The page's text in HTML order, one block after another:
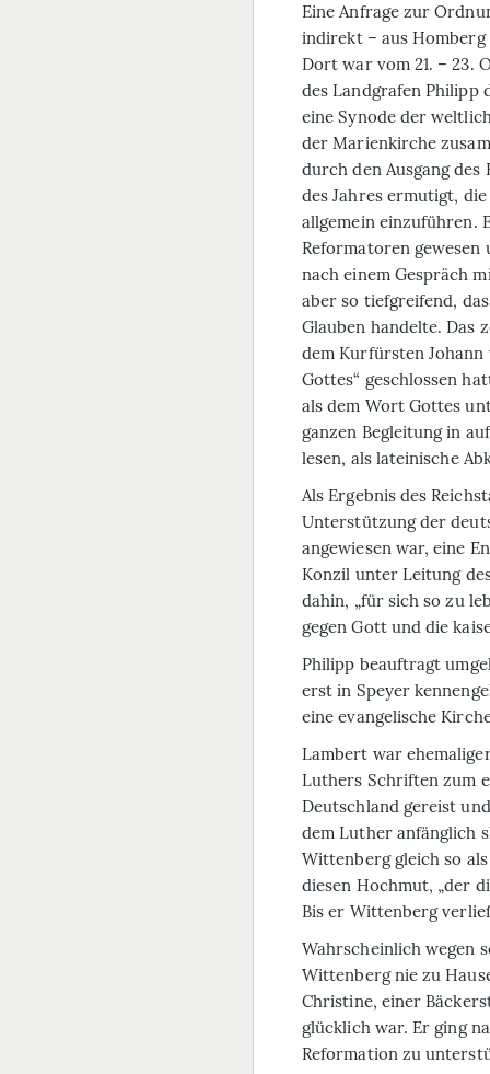
Eine Anfrage zur
indirekt – aus
Dort war vom 21. – 23.
des Land­grafen Philipp
eine Synode der
der Marienkirche
durch den Ausgang des
des Jahres ermutigt,
allgemein einzuführen.
Reformatoren gewesen
nach einem Gespräch
aber so tiefgreifend,
Glauben handelte. Das
dem Kurfürsten Johann
Gottes“ geschlossen
als dem Wort Gottes
ganzen Begleitung in
lesen, als lateinische
Als Ergebnis des
Unterstützung der
angewiesen war, eine
Konzil unter Leitung
dahin, „für sich so zu
gegen Gott und die
Philipp beauftragt
erst in Speyer
eine evangelische
Lambert war
Luthers Schriften zum
Deutschland gereist
dem Luther anfänglich
Wittenberg gleich so
diesen Hochmut, „der
Bis er Wittenberg
Wahrscheinlich wegen
Wittenberg nie zu
Christine, einer
glücklich war. Er ging
Reformation zu